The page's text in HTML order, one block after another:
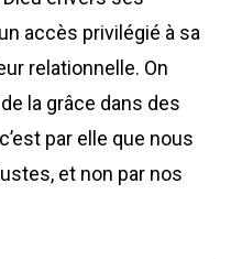
accès privilégié à sa
relationnelle. On
la grâce dans des
par elle que nous
et non par nos